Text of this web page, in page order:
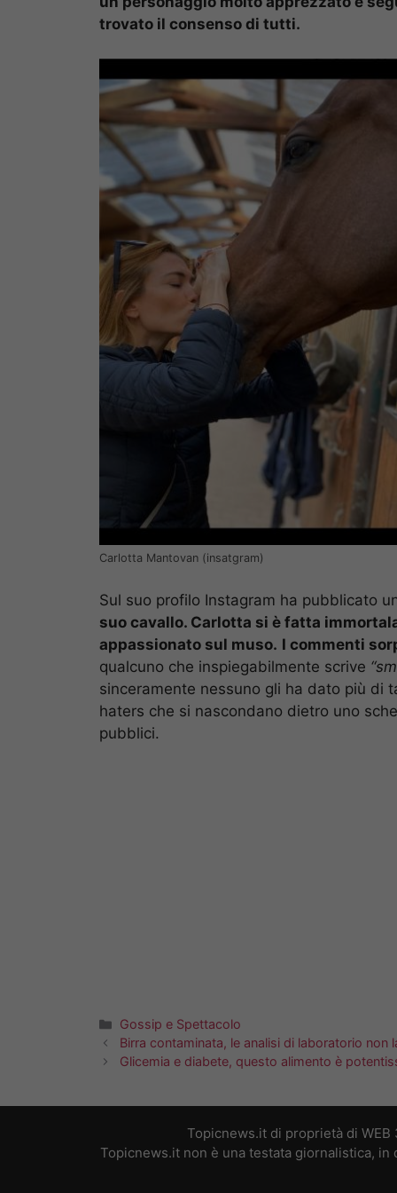
trovato il consenso di tutti.
Carlotta Mantovan (insatgram)
Sul suo profilo Instagram ha pubblicato
suo cavallo. Carlotta si è fatta
appassionato sul muso. I commenti
qualcuno che inspiegabilmente scrive
sinceramente nessuno gli ha dato più di
haters che si nascondano dietro uno
pubblici.
Categorie
Gossip e Spettacolo
Birra contaminata, le analisi di laboratorio
Glicemia e diabete, questo alimento è
Topicnews.it di proprietà di WEB
Topicnews.it non è una testata giornalistica,